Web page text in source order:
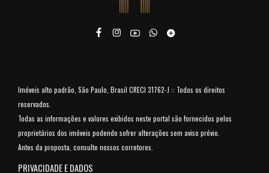
Imóveis alto padrão, São Paulo, Brasil CRECI 31762-J :: Todos os direitos
reservados.
Todas as informações e valores exibidos neste portal são fornecidos pelos
proprietários dos imóveis podendo sofrer alterações sem aviso prévio.
Antes da proposta, consulte nossos corretores.
PRIVACIDADE E DADOS